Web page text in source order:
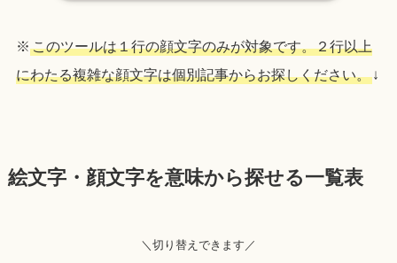
※ このツールは１行の顔文字のみが対象です。２行以上
にわたる複雑な顔文字は個別記事からお探しください。↓
絵文字・顔文字を意味から探せる一覧表
＼切り替えできます／